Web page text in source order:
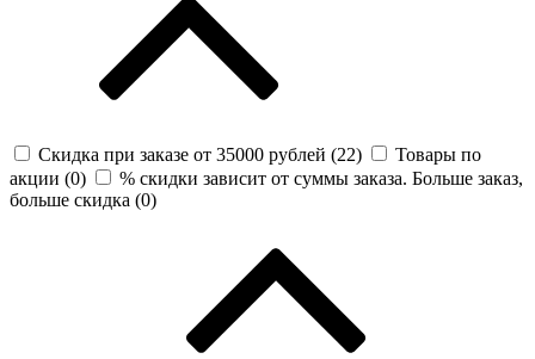
Скидка при заказе от 35000 рублей (22)
Товары по
акции (0)
% скидки зависит от суммы заказа. Больше заказ,
больше скидка (0)